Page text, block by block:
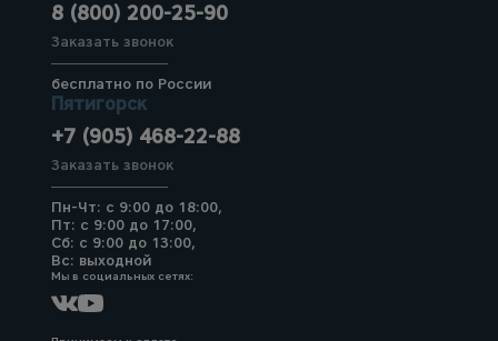
8 (800) 200-25-90
Заказать звонок
бесплатно по России
Пятигорск
+7 (905) 468-22-88
Заказать звонок
Пн-Чт: с 9:00 до 18:00,
Пт: с 9:00 до 17:00,
Сб: с 9:00 до 13:00,
Вс: выходной
Мы в социальных сетях: